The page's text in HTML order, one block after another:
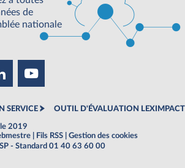
de
nationale
SERVICE OUTIL D'ÉVALUATION LEXIMPACT
2019
Fils RSS
Gestion des cookies
- Standard 01 40 63 60 00